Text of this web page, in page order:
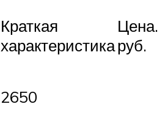
Краткая
характеристика
Цена.
руб.
2650